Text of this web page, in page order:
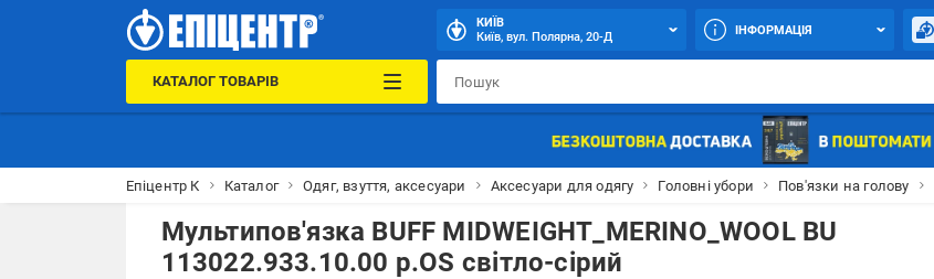
КИЇВ
Київ, вул. Полярна, 20-Д
ІНФОРМАЦІЯ
КАТАЛОГ ТОВАРІВ
Епіцентр К Каталог Одяг, взуття, аксесуари Аксесуари для одягу Головні убори Пов'язки на голову
Мультипов'язка BUFF MIDWEIGHT_MERINO_WOOL BU
113022.933.10.00 р.OS світло-сірий